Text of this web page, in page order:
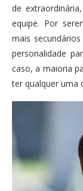
de
equipe. Por
mais
personalidade
caso, a maioria
ter qualquer uma